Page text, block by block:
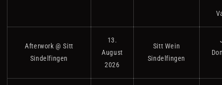
Afterwork @ Sitt
Sindelfingen
13.
August
2026
Sitt Wein
Sindelfingen